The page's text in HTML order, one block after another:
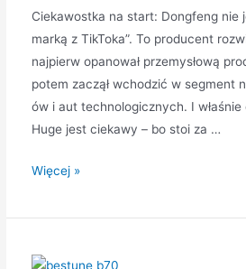
Ciekawostka na start: Dongfeng nie
marką z TikToka”. To producent
najpierw opanował przemysłową
potem zaczął wchodzić w segment
ów i aut technologicznych. I
Huge jest ciekawy – bo stoi za …
Dongfeng
–
SUV,
Więcej »